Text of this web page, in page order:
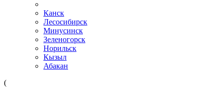
Канск
Лесосибирск
Минусинск
Зеленогорск
Норильск
Кызыл
Абакан
(